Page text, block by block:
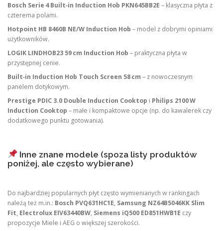
Bosch Serie 4 Built‑in Induction Hob PKN645BB2E – klasyczna płyta z
czterema polami.
Hotpoint HB 8460B NE/W Induction Hob – model z dobrymi opiniami
użytkowników.
LOGIK LINDHOB23 59 cm Induction Hob – praktyczna płyta w
przystępnej cenie.
Built‑in Induction Hob Touch Screen 58 cm – z nowoczesnym
panelem dotykowym.
Prestige PDIC 3.0 Double Induction Cooktop i Philips 2100 W
Induction Cooktop – małe i kompaktowe opcje (np. do kawalerek czy
dodatkowego punktu gotowania).
Inne znane modele (spoza listy produktów
poniżej, ale często wybierane)
Do najbardziej popularnych płyt często wymienianych w rankingach
należą też m.in.: Bosch PVQ631HC1E, Samsung NZ64B5046KK Slim
Fit, Electrolux EIV63440BW, Siemens iQ500 ED851HWB1E czy
propozycje Miele i AEG o większej szerokości.